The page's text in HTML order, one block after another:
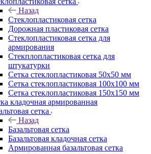
Назад
Стеклопластиковая сетка
Дорожная пластиковая сетка
Стеклопластиковая сетка для
армирования
Стекплопластиковая сетка для
штукатурки
Сетка стеклопластиковая 50x50 мм
Сетка стеклопластиковая 100x100 мм
Сетка стеклопластиковая 150x150 мм
кладочная армированная
сетка
Назад
Базальтовая сетка
Базальтовая кладочная сетка
Армированная базальтовая сетка